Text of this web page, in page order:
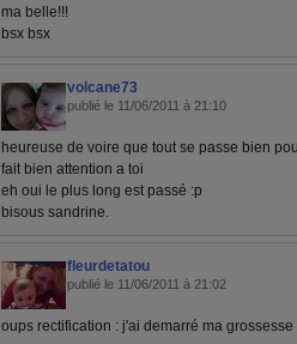
ma belle!!!
bsx bsx
volcane73
publié le 11/06/2011 à 21:10
heureuse de voire que tout se passe bien
fait bien attention a toi
eh oui le plus long est passé :p
bisous sandrine.
fleurdetatou
publié le 11/06/2011 à 21:02
oups rectification : j'ai demarré ma